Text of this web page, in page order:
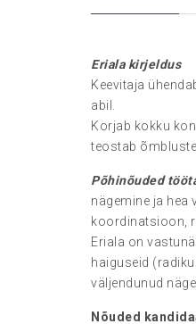
Eriala kirjeldus
Keevitaja
abil.
Korjab kokku
teostab
Põhinõuded
nägemine ja hea
koordinatsioon,
Eriala on
haiguseid
väljendunud
Nõuded